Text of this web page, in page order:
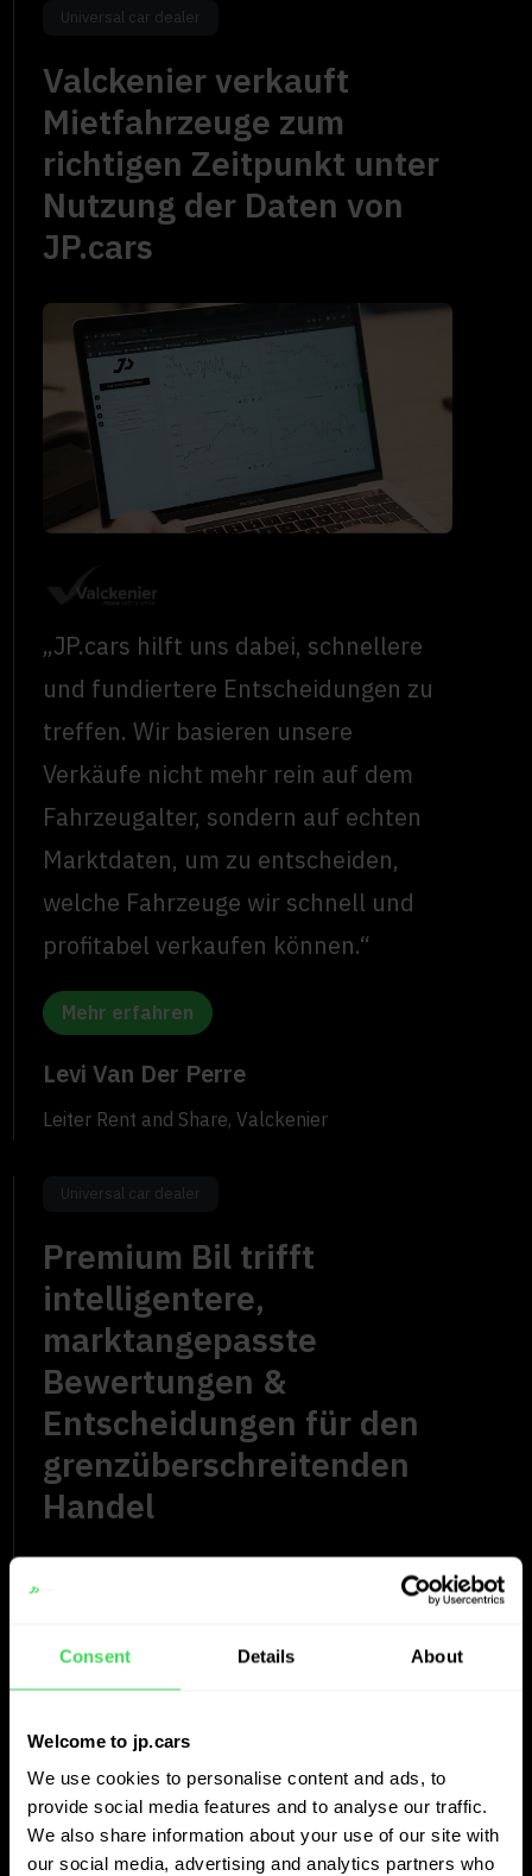
Consent Details About
Welcome to jp.cars
We use cookies to personalise content and ads, to
provide social media features and to analyse our traffic.
We also share information about your use of our site with
our social media, advertising and analytics partners who
Universal car dealer
Valckenier verkauft
Mietfahrzeuge zum
richtigen Zeitpunkt unter
Nutzung der Daten von
JP.cars
„JP.cars hilft uns dabei, schnellere
und fundiertere Entscheidungen zu
treffen. Wir basieren unsere
Verkäufe nicht mehr rein auf dem
Fahrzeugalter, sondern auf echten
Marktdaten, um zu entscheiden,
welche Fahrzeuge wir schnell und
profitabel verkaufen können.“
Mehr erfahren
Levi Van Der Perre
Leiter Rent and Share, Valckenier
Universal car dealer
Premium Bil trifft
intelligentere,
marktangepasste
Bewertungen &
Entscheidungen für den
grenzüberschreitenden
Handel